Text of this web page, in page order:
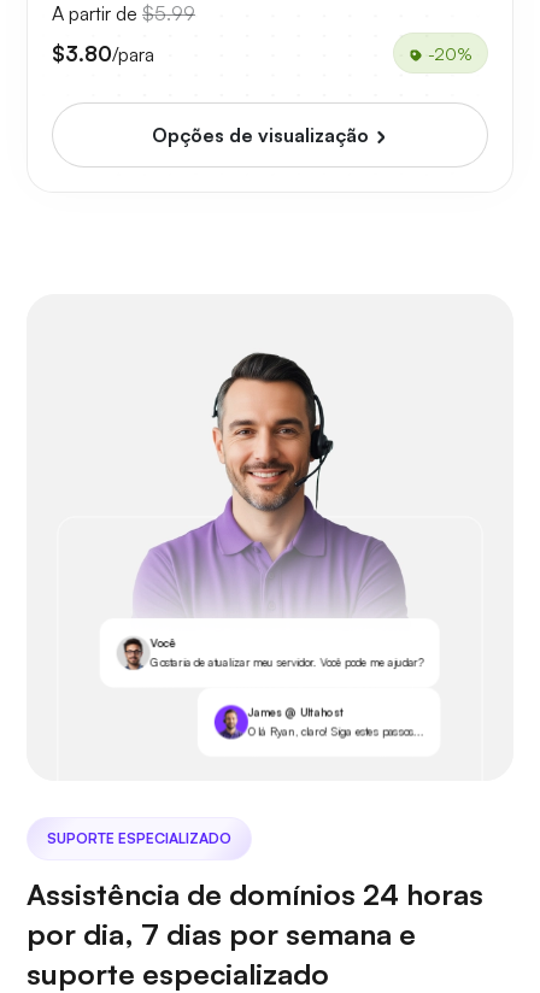
A partir de $5.99
$3.80/para -20%
Opções de visualização
Você
Gostaria de atualizar meu servidor. Você pode me ajudar?
James @ Ultahost
Olá Ryan, claro! Siga estes passos...
SUPORTE ESPECIALIZADO
Assistência de domínios 24 horas
por dia, 7 dias por semana e
suporte especializado